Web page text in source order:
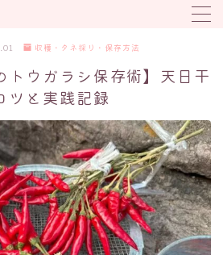
ー
収穫・タネ採り・保存方法
トウガラシ保存術】天日干
ツと実践記録